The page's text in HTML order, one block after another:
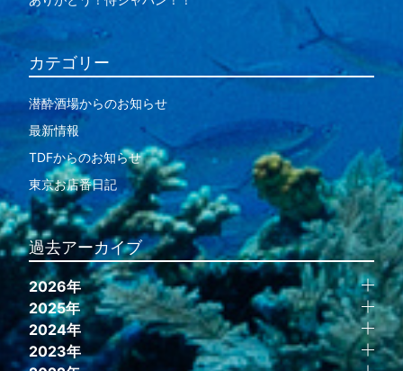
カテゴリー
潜酔酒場からのお知らせ
最新情報
TDFからのお知らせ
東京お店番日記
過去アーカイブ
2026年
2025年
2024年
2023年